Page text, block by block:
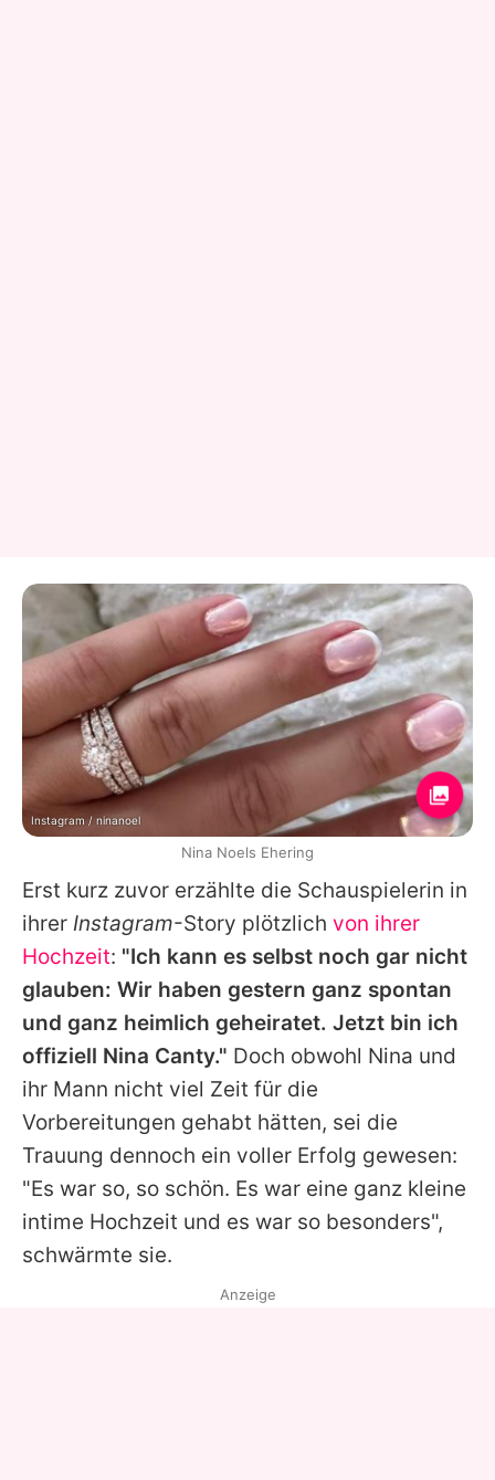
Erst kurz zuvor erzählte die Schauspielerin in
ihrer Instagram-Story plötzlich von ihrer
Hochzeit: "Ich kann es selbst noch gar nicht
glauben: Wir haben gestern ganz spontan
und ganz heimlich geheiratet. Jetzt bin ich
offiziell Nina Canty." Doch obwohl Nina und
ihr Mann nicht viel Zeit für die
Vorbereitungen gehabt hätten, sei die
Trauung dennoch ein voller Erfolg gewesen:
"Es war so, so schön. Es war eine ganz kleine
intime Hochzeit und es war so besonders",
schwärmte sie.
Instagram / ninanoel
Nina Noels Ehering
Anzeige